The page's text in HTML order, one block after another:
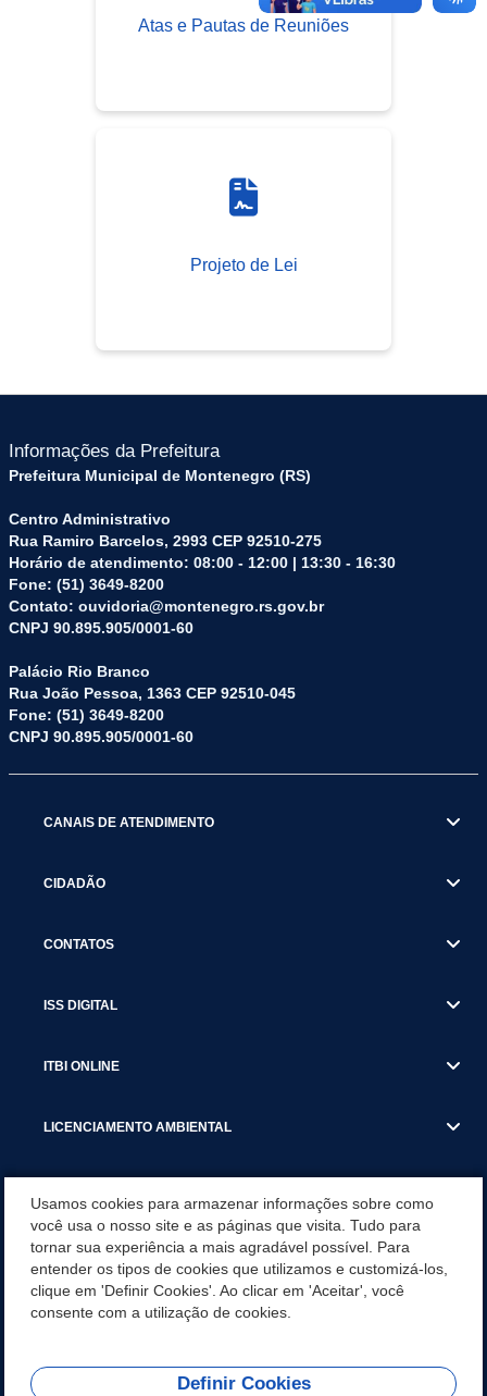
Atas e Pautas de Reuniões
Projeto de Lei
Informações da Prefeitura
Prefeitura Municipal de Montenegro (RS)
Centro Administrativo
Rua Ramiro Barcelos, 2993 CEP 92510-275
Horário de atendimento: 08:00 - 12:00 | 13:30 - 16:30
Fone: (51) 3649-8200
Contato: ouvidoria@montenegro.rs.gov.br
CNPJ 90.895.905/0001-60
Palácio Rio Branco
Rua João Pessoa, 1363 CEP 92510-045
Fone: (51) 3649-8200
CNPJ 90.895.905/0001-60
CANAIS DE ATENDIMENTO
CIDADÃO
CONTATOS
ISS DIGITAL
ITBI ONLINE
LICENCIAMENTO AMBIENTAL
SERVIÇOS
SERVIÇOS DO DEPARTAMENTO DE RECEITA MUNICIPAL
Usamos cookies para armazenar informações sobre como
você usa o nosso site e as páginas que visita. Tudo para
tornar sua experiência a mais agradável possível. Para
entender os tipos de cookies que utilizamos e customizá-los,
clique em 'Definir Cookies'. Ao clicar em 'Aceitar', você
consente com a utilização de cookies.
Definir Cookies